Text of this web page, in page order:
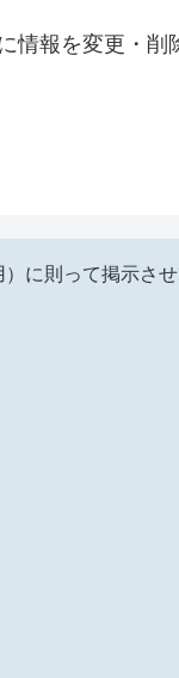
報を変更・
に則って掲示させ